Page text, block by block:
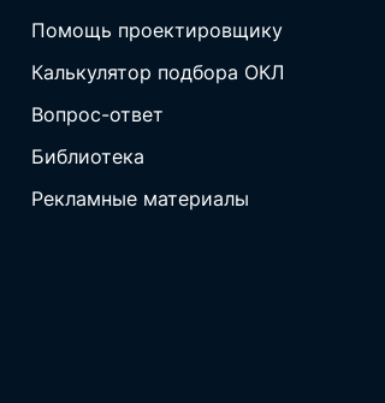
Помощь проектировщику
Калькулятор подбора ОКЛ
Вопрос-ответ
Библиотека
Рекламные материалы